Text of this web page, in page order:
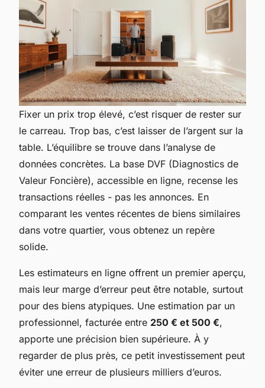
Fixer un prix trop élevé, c’est risquer de rester sur
le carreau. Trop bas, c’est laisser de l’argent sur la
table. L’équilibre se trouve dans l’analyse de
données concrètes. La base DVF (Diagnostics de
Valeur Foncière), accessible en ligne, recense les
transactions réelles - pas les annonces. En
comparant les ventes récentes de biens similaires
dans votre quartier, vous obtenez un repère
solide.
Les estimateurs en ligne offrent un premier aperçu,
mais leur marge d’erreur peut être notable, surtout
pour des biens atypiques. Une estimation par un
professionnel, facturée entre 250 € et 500 €,
apporte une précision bien supérieure. À y
regarder de plus près, ce petit investissement peut
éviter une erreur de plusieurs milliers d’euros.